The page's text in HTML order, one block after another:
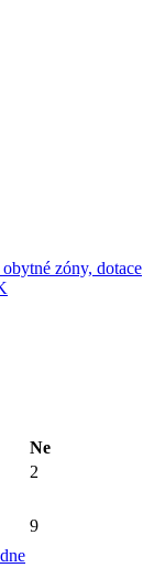
zóny, dotace
Ne
2
9